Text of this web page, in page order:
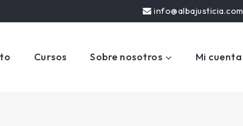
info@albajusticia.com
Cursos Sobre nosotros Mi cuenta